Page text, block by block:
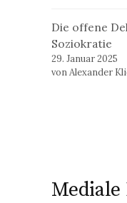
Die offene
Soziokratie
29. Januar 2025
von Alexander
Mediale